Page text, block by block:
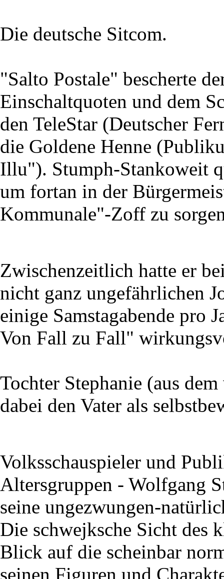
Die deutsche Sitcom.
"Salto Postale" bescherte
Einschaltquoten und dem
den TeleStar (Deutscher
die Goldene Henne
Illu"). Stumph-Stankoweit
um fortan in der
Kommunale"-Zoff zu
Zwischenzeitlich hatte er
nicht ganz ungefährlichen
einige Samstagabende pro
Von Fall zu Fall"
Tochter Stephanie (aus
dabei den Vater als
Volksschauspieler und
Altersgruppen - Wolfgang
seine ungezwungen-
Die schwejksche Sicht des
Blick auf die scheinbar
seinen Figuren und